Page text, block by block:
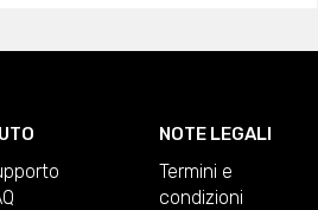
NOTE LEGALI
Termini e
condizioni